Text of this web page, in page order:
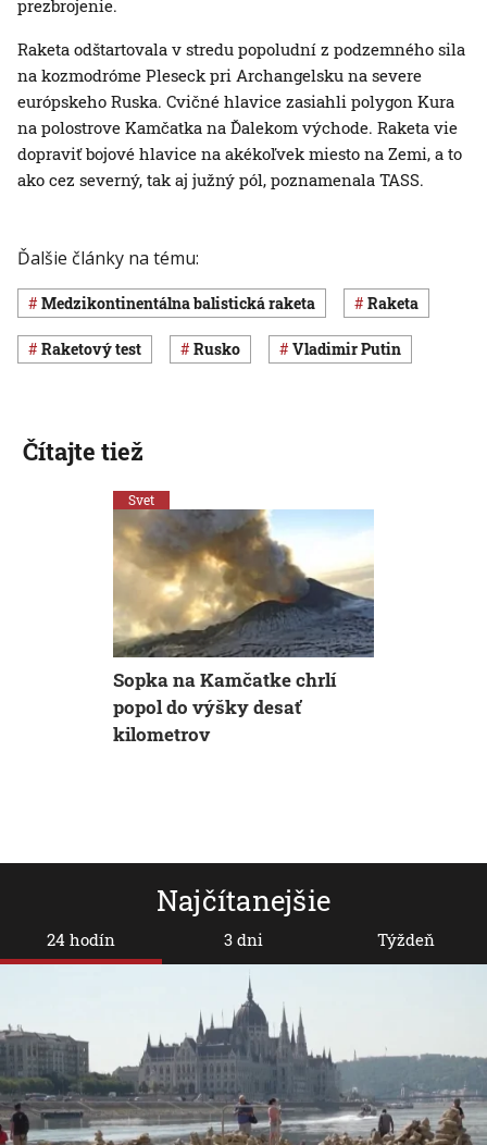
prezbrojenie.
Raketa odštartovala v stredu popoludní z podzemného sila
na kozmodróme Pleseck pri Archangelsku na severe
európskeho Ruska. Cvičné hlavice zasiahli polygon Kura
na polostrove Kamčatka na Ďalekom východe. Raketa vie
dopraviť bojové hlavice na akékoľvek miesto na Zemi, a to
ako cez severný, tak aj južný pól, poznamenala TASS.
Ďalšie články na tému:
medzikontinentálna balistická raketa raketa
raketový test Rusko Vladimir Putin
Najčítanejšie
24 hodín 3 dni Týždeň
Čítajte tiež
Svet
Sopka na Kamčatke chrlí
popol do výšky desať
kilometrov